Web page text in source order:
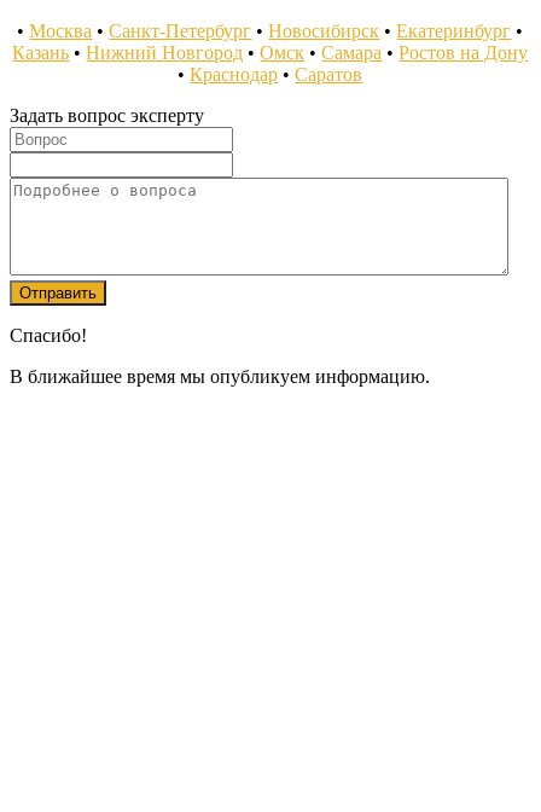
•Москва •Санкт-Петербург •Новосибирск •Екатеринбург •
Казань •Нижний Новгород •Омск •Самара •Ростов на Дону
•Краснодар •Саратов
Задать вопрос эксперту
Спасибо!
В ближайшее время мы опубликуем информацию.